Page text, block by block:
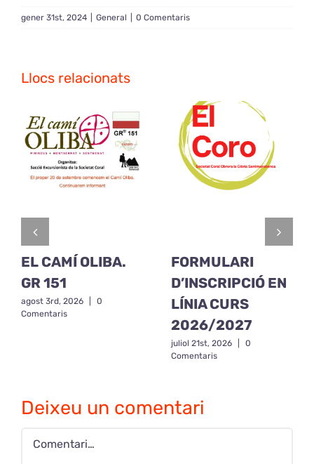
gener 31st, 2024 General 0 Comentaris
Llocs relacionats
EL CAMÍ OLIBA.
GR 151
agost 3rd, 2026
0
Comentaris
FORMULARI
D’INSCRIPCIÓ EN
LÍNIA CURS
2026/2027
juliol 21st, 2026
0
Comentaris
Deixeu un comentari
Comment